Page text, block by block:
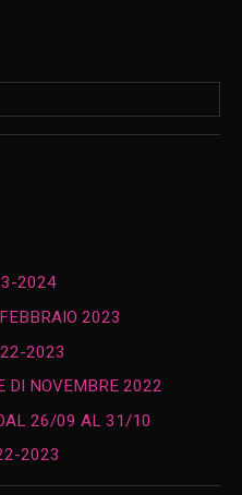
2024
2023
2023
DI NOVEMBRE 2022
26/09 AL 31/10
2023